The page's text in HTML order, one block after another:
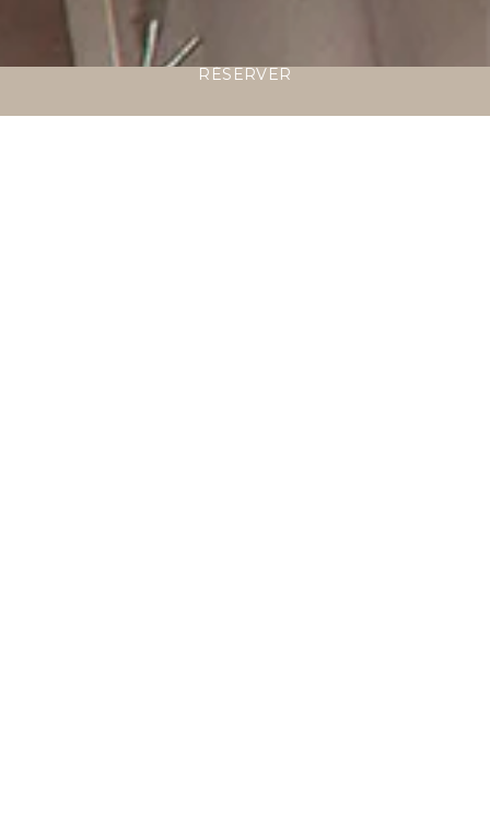
RÉSERVER